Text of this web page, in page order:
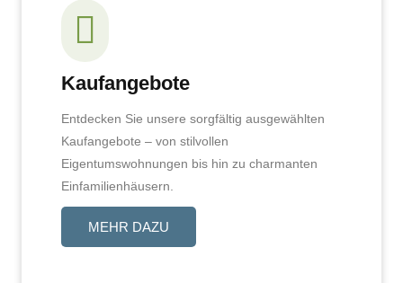
Kaufangebote
Entdecken Sie unsere sorgfältig ausgewählten
Kaufangebote – von stilvollen
Eigentumswohnungen bis hin zu charmanten
Einfamilienhäusern.
MEHR DAZU